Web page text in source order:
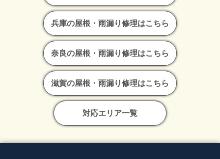
兵庫の屋根・雨漏り修理はこちら
奈良の屋根・雨漏り修理はこちら
滋賀の屋根・雨漏り修理はこちら
対応エリア一覧